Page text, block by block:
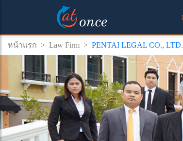
หน้าแรก > Law Firm > PENTAI LEGAL CO., LTD.